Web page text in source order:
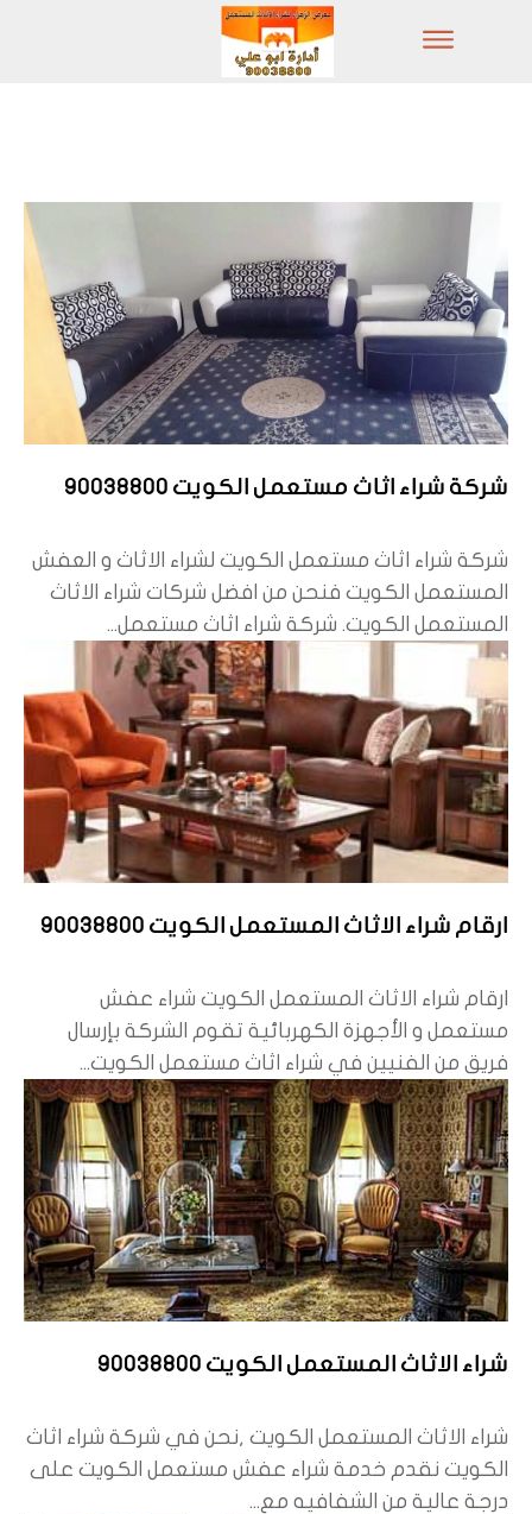
شركة شراء اثاث مستعمل الكويت 90038800
شركة شراء اثاث مستعمل الكويت لشراء الاثاث و العفش
المستعمل الكويت فنحن من افضل شركات شراء الاثاث
المستعمل الكويت. شركة شراء اثاث مستعمل...
ارقام شراء الاثاث المستعمل الكويت 90038800
ارقام شراء الاثاث المستعمل الكويت شراء عفش
مستعمل و الأجهزة الكهربائية تقوم الشركة بإرسال
فريق من الفنيين في شراء اثاث مستعمل الكويت...
شراء الاثاث المستعمل الكويت 90038800
شراء الاثاث المستعمل الكويت ,نحن في شركة شراء اثاث
الكويت نقدم خدمة شراء عفش مستعمل الكويت على
درجة عالية من الشفافيه مع...